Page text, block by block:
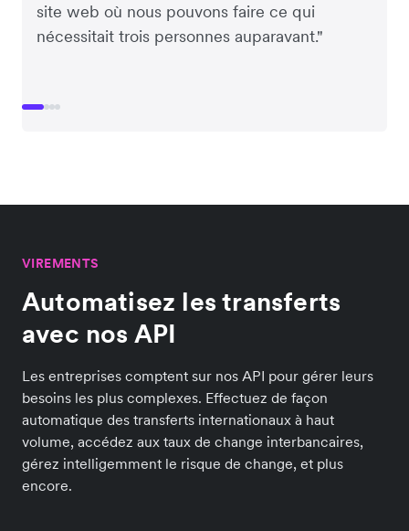
site web où nous pouvons faire ce qui
nécessitait trois personnes auparavant."
VIREMENTS
Automatisez les transferts
avec nos API
Les entreprises comptent sur nos API pour gérer leurs
besoins les plus complexes. Effectuez de façon
automatique des transferts internationaux à haut
volume, accédez aux taux de change interbancaires,
gérez intelligemment le risque de change, et plus
encore.